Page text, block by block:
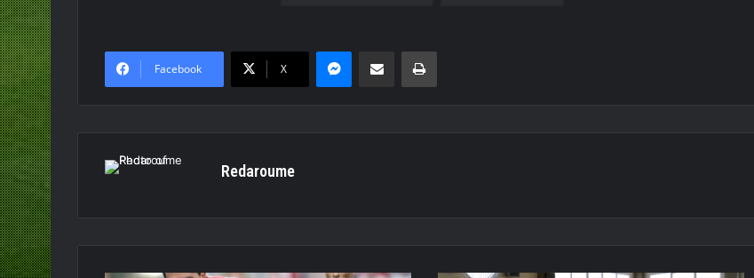
Facebook X
MessengerΚοινοποίηση μέσω ηλεκτρονικού ταχυδρομείουΕκτύπωση
Redaroume